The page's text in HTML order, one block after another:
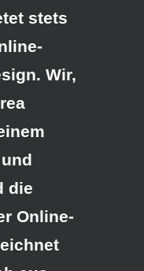
stets
Wir,
die
Online-